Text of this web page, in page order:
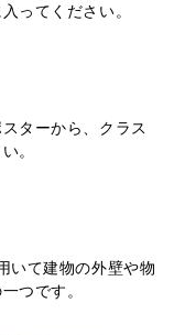
ってください。
ターから、クラス
。
いて建物の外壁や物
つです。